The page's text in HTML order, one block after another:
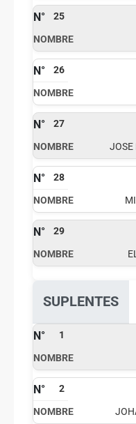
25
26
27
JOSE
28
29
SUPLENTES
1
2